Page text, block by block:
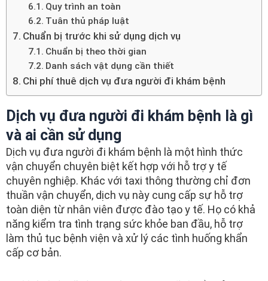
Quy trình an toàn
Tuân thủ pháp luật
Chuẩn bị trước khi sử dụng dịch vụ
Chuẩn bị theo thời gian
Danh sách vật dụng cần thiết
Chi phí thuê dịch vụ đưa người đi khám bệnh
Dịch vụ đưa người đi khám bệnh là gì
và ai cần sử dụng
Dịch vụ đưa người đi khám bệnh là một hình thức
vận chuyển chuyên biệt kết hợp với hỗ trợ y tế
chuyên nghiệp. Khác với taxi thông thường chỉ đơn
thuần vận chuyển, dịch vụ này cung cấp sự hỗ trợ
toàn diện từ nhân viên được đào tạo y tế. Họ có khả
năng kiểm tra tình trạng sức khỏe ban đầu, hỗ trợ
làm thủ tục bệnh viện và xử lý các tình huống khẩn
cấp cơ bản.